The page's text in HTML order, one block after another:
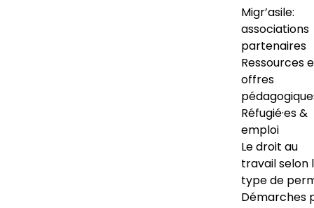
Migr’asile:
associations
partenaires
Ressources
offres
Réfugié·es &
emploi
Le droit au
travail selon
type de
Démarches